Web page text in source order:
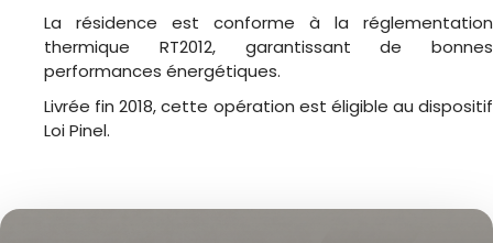
La résidence est conforme à la réglementation
thermique RT2012, garantissant de bonnes
performances énergétiques.
Livrée fin 2018, cette opération est éligible au dispositif
Loi Pinel.